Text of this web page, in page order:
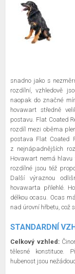
snadno jako s
rozdílní, vzhledově
naopak do značné
hovawart středně
postavu. Flat Coated
rozdíl mezi oběma
postava Flat Coated
z nejnápadnějších
Hovawart nemá hlavu
rozdílné jsou též
Další výraznou
hovawarta přilehlé.
délkou ocasu. Ocas
nad úrovní hřbetu, což
STANDARDNÍ
Celkový vzhled:
tělesné konstituce.
hubenost jsou